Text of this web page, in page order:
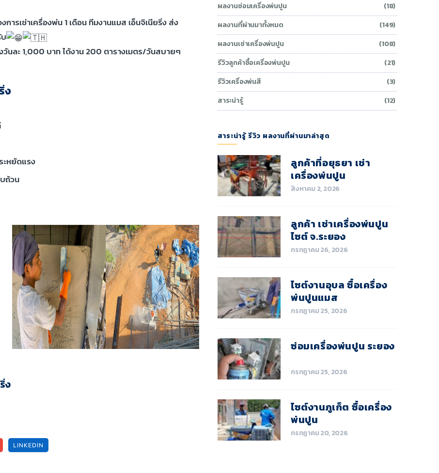
ารเช่าเครื่องพ่น 1 เดือน ทีมงานแมส เอ็นจิเนียริ่ง ส่ง
งวันละ 1,000 บาท ได้งาน 200 ตารางเมตร/วันสบายๆ
ง
ะหยัดแรง
ถ้วน
ง
LINKEDIN
ผลงานซ่อมเครื่องพ่นปูน
(18)
ผลงานที่ผ่านมาทั้งหมด
(149)
ผลงานเช่าเครื่องพ่นปูน
(108)
รีวิวลูกค้าซื้อเครื่องพ่นปูน
(21)
รีวิวเครื่องพ่นสี
(3)
สาระน่ารู้
(12)
สาระน่ารู้ รีวิว ผลงานที่ผ่านมาล่าสุด
สิงหาคม 2, 2026
ลูกค้าที่อยุธยา เช่า
เครื่องพ่นปูน
กรกฎาคม 26, 2026
ลูกค้า เช่าเครื่องพ่นปูน
ไซต์ จ.ระยอง
กรกฎาคม 25, 2026
ไซต์งานอุบล ซื้อเครื่อง
พ่นปูนแมส
กรกฎาคม 25, 2026
ซ่อมเครื่องพ่นปูน ระยอง
กรกฎาคม 20, 2026
ไซต์งานภูเก็ต ซื้อเครื่อง
พ่นปูน